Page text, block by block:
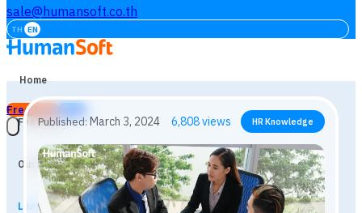
sale@humansoft.co.th
TH EN
Home
Features
Our Customers
Learning
Free Trial